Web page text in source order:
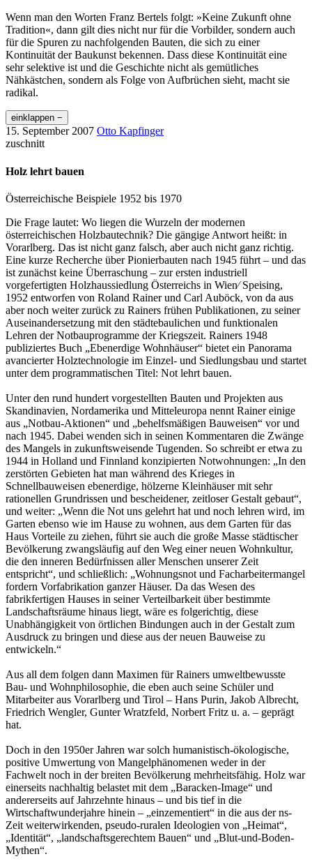
Wenn man den Worten Franz Bertels folgt: »Keine Zukunft ohne
Tradition«, dann gilt dies nicht nur für die Vorbilder, sondern auch
für die Spuren zu nachfolgenden Bauten, die sich zu einer
Kontinuität der Baukunst bekennen. Dass diese Kontinuität eine
sehr selektive ist und die Geschichte nicht als gemütliches
Nähkästchen, sondern als Folge von Aufbrüchen sieht, macht sie
radikal.
einklappen −
15. September 2007 Otto Kapfinger
zuschnitt
Holz lehrt bauen
Österreichische Beispiele 1952 bis 1970
Die Frage lautet: Wo liegen die Wurzeln der modernen
österreichischen Holzbautechnik? Die gängige Antwort heißt: in
Vorarlberg. Das ist nicht ganz falsch, aber auch nicht ganz richtig.
Eine kurze Recherche über Pionierbauten nach 1945 führt – und das
ist zunächst keine Überraschung – zur ersten industriell
vorgefertigten Holzhaussiedlung Österreichs in Wien⁄ Speising,
1952 entworfen von Roland Rainer und Carl Auböck, von da aus
aber noch weiter zurück zu Rainers frühen Publikationen, zu seiner
Auseinandersetzung mit den städtebaulichen und funktionalen
Lehren der Notbauprogramme der Kriegszeit. Rainers 1948
publiziertes Buch „Ebenerdige Wohnhäuser“ bietet ein Panorama
avancierter Holztechnologie im Einzel- und Siedlungsbau und startet
unter dem programmatischen Titel: Not lehrt bauen.
Unter den rund hundert vorgestellten Bauten und Projekten aus
Skandinavien, Nordamerika und Mitteleuropa nennt Rainer einige
aus „Notbau-Aktionen“ und „behelfsmäßigen Bauweisen“ vor und
nach 1945. Dabei wenden sich in seinen Kommentaren die Zwänge
des Mangels in zukunftsweisende Tugenden. So schreibt er etwa zu
1944 in Holland und Finnland konzipierten Notwohnungen: „In den
zerstörten Gebieten hat man während des Krieges in
Schnellbauweisen ebenerdige, hölzerne Kleinhäuser mit sehr
rationellen Grundrissen und bescheidener, zeitloser Gestalt gebaut“,
und weiter: „Wenn die Not uns gelehrt hat und noch lehren wird, im
Garten ebenso wie im Hause zu wohnen, aus dem Garten für das
Haus Vorteile zu ziehen, führt sie auch die große Masse städtischer
Bevölkerung zwangsläufig auf den Weg einer neuen Wohnkultur,
die den inneren Bedürfnissen aller Menschen unserer Zeit
entspricht“, und schließlich: „Wohnungsnot und Facharbeitermangel
fordern Vorfabrikation ganzer Häuser. Da das Wesen des
fabrikfertigen Hauses in seiner Verteilbarkeit über bestimmte
Landschaftsräume hinaus liegt, wäre es folgerichtig, diese
Unabhängigkeit von örtlichen Bindungen auch in der Gestalt zum
Ausdruck zu bringen und diese aus der neuen Bauweise zu
entwickeln.“
Aus all dem folgen dann Maximen für Rainers umweltbewusste
Bau- und Wohnphilosophie, die eben auch seine Schüler und
Mitarbeiter aus Vorarlberg und Tirol – Hans Purin, Jakob Albrecht,
Friedrich Wengler, Gunter Wratzfeld, Norbert Fritz u. a. – geprägt
hat.
Doch in den 1950er Jahren war solch humanistisch-ökologische,
positive Umwertung von Mangelphänomenen weder in der
Fachwelt noch in der breiten Bevölkerung mehrheitsfähig. Holz war
einerseits nachhaltig belastet mit dem „Baracken-Image“ und
andererseits auf Jahrzehnte hinaus – und bis tief in die
Wirtschaftwunderjahre hinein – „einzementiert“ in die aus der ns-
Zeit weiterwirkenden, pseudo-ruralen Ideologien von „Heimat“,
„Identität“, „landschaftsgerechtem Bauen“ und „Blut-und-Boden-
Mythen“.